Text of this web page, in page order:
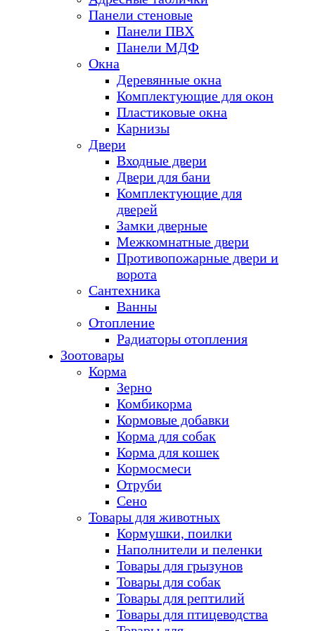
Панели стеновые
Панели ПВХ
Панели МДФ
Окна
Деревянные окна
Комплектующие для окон
Пластиковые окна
Карнизы
Двери
Входные двери
Двери для бани
Комплектующие для
дверей
Замки дверные
Межкомнатные двери
Противопожарные двери и
ворота
Сантехника
Ванны
Отопление
Радиаторы отопления
Зоотовары
Корма
Зерно
Комбикорма
Кормовые добавки
Корма для собак
Корма для кошек
Кормосмеси
Отруби
Сено
Товары для животных
Кормушки, поилки
Наполнители и пеленки
Товары для грызунов
Товары для собак
Товары для рептилий
Товары для птицеводства